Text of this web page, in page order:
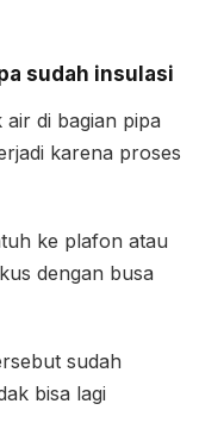
sudah insulasi
di bagian pipa
karena proses
ke plafon atau
dengan busa
sudah
bisa lagi